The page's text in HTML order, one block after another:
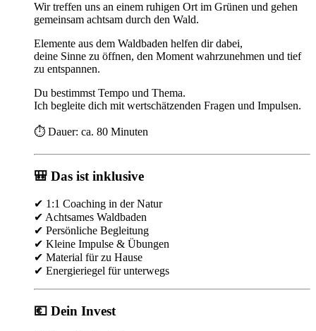
Wir treffen uns an einem ruhigen Ort im Grünen und gehen
gemeinsam achtsam durch den Wald.
Elemente aus dem Waldbaden helfen dir dabei,
deine Sinne zu öffnen, den Moment wahrzunehmen und tief
zu entspannen.
Du bestimmst Tempo und Thema.
Ich begleite dich mit wertschätzenden Fragen und Impulsen.
⏱️ Dauer: ca. 80 Minuten
🎒 Das ist inklusive
✔ 1:1 Coaching in der Natur
✔ Achtsames Waldbaden
✔ Persönliche Begleitung
✔ Kleine Impulse & Übungen
✔ Material für zu Hause
✔ Energieriegel für unterwegs
💶 Dein Invest